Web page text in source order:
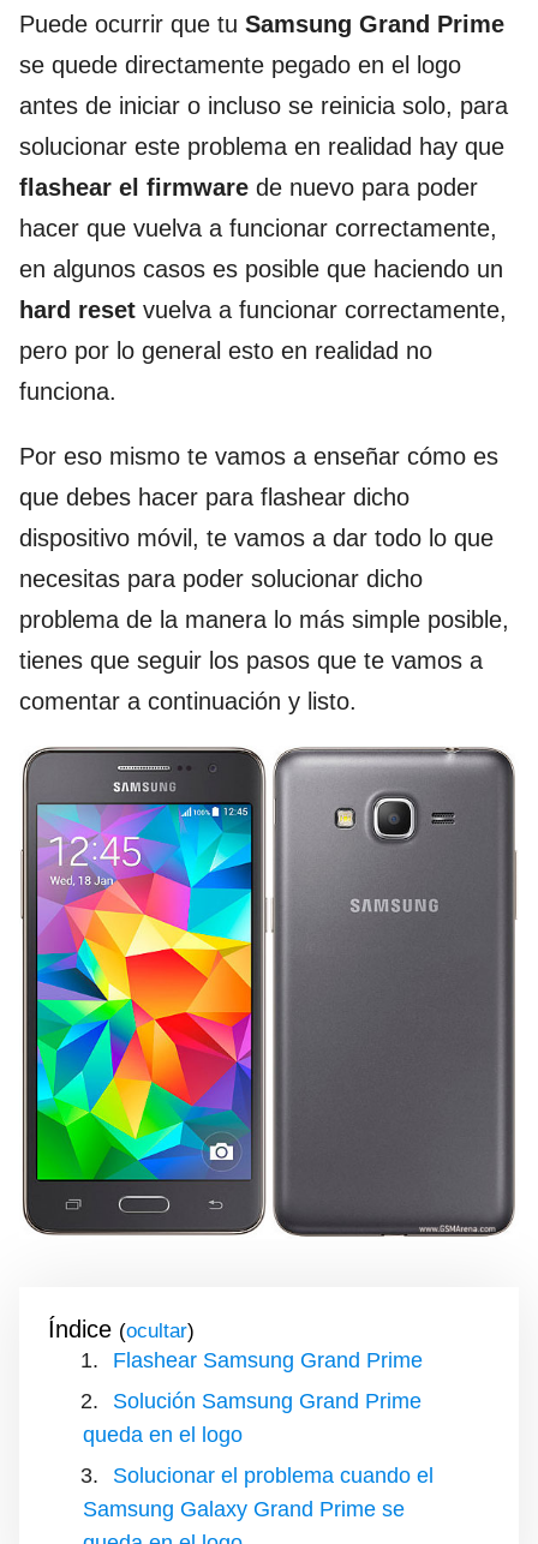
Puede ocurrir que tu Samsung Grand Prime
se quede directamente pegado en el logo
antes de iniciar o incluso se reinicia solo, para
solucionar este problema en realidad hay que
flashear el firmware de nuevo para poder
hacer que vuelva a funcionar correctamente,
en algunos casos es posible que haciendo un
hard reset vuelva a funcionar correctamente,
pero por lo general esto en realidad no
funciona.
Por eso mismo te vamos a enseñar cómo es
que debes hacer para flashear dicho
dispositivo móvil, te vamos a dar todo lo que
necesitas para poder solucionar dicho
problema de la manera lo más simple posible,
tienes que seguir los pasos que te vamos a
comentar a continuación y listo.
Índice ( )
Flashear Samsung Grand Prime
Solución Samsung Grand Prime
queda en el logo
Solucionar el problema cuando el
Samsung Galaxy Grand Prime se